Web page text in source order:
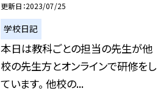
更新日 2023/07/25
学校日記
本日は教科ごとの担当の先生が他
校の先生方とオンラインで研修をし
ています。 他校の...